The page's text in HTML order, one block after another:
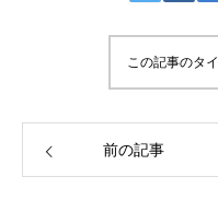
この記事のタ
前の記事